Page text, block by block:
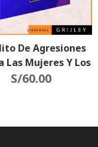
De Agresiones
Las Mujeres Y Los
Del Grupo
S/60.00